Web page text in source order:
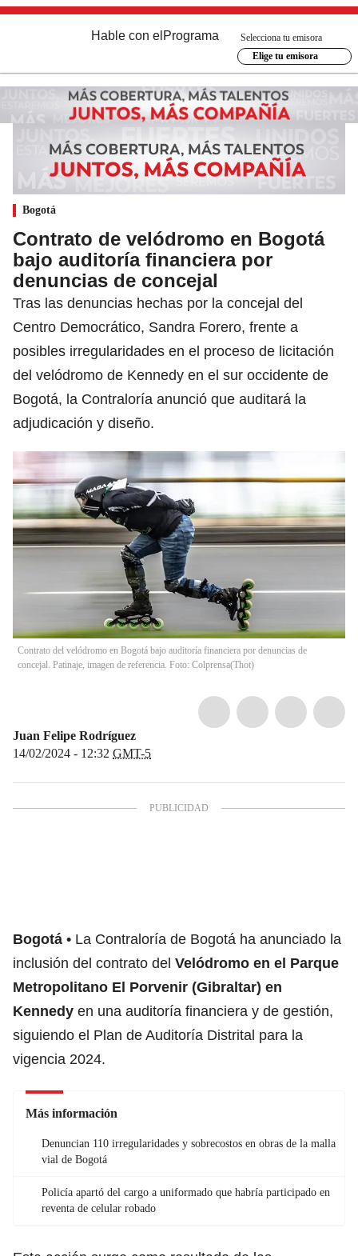
Hable con el Programa
Selecciona tu emisora
Elige tu emisora
Bogotá
Contrato de velódromo en Bogotá
bajo auditoría financiera por
denuncias de concejal
Tras las denuncias hechas por la concejal del
Centro Democrático, Sandra Forero, frente a
posibles irregularidades en el proceso de licitación
del velódromo de Kennedy en el sur occidente de
Bogotá, la Contraloría anunció que auditará la
adjudicación y diseño.
Contrato del velódromo en Bogotá bajo auditoría financiera por denuncias de
concejal. Patinaje, imagen de referencia. Foto: Colprensa(Thot)
Juan Felipe Rodríguez
14/02/2024 - 12:32 GMT-5
Bogotá
La Contraloría de Bogotá ha anunciado la
inclusión del contrato del Velódromo en el Parque
Metropolitano El Porvenir (Gibraltar) en
Kennedy en una auditoría financiera y de gestión,
siguiendo el Plan de Auditoría Distrital para la
vigencia 2024.
Más información
Denuncian 110 irregularidades y sobrecostos en obras de la malla
vial de Bogotá
Policía apartó del cargo a uniformado que habría participado en
reventa de celular robado